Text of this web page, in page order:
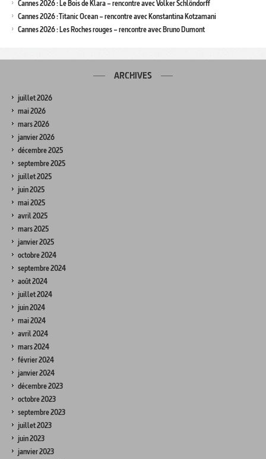
Cannes 2026 : Le Bois de Klara – rencontre avec Volker Schlöndorff
Cannes 2026 : Titanic Ocean – rencontre avec Konstantina Kotzamani
Cannes 2026 : Les Roches rouges – rencontre avec Bruno Dumont
ARCHIVES
juillet 2026
mai 2026
mars 2026
janvier 2026
décembre 2025
septembre 2025
juillet 2025
juin 2025
mai 2025
avril 2025
mars 2025
janvier 2025
octobre 2024
septembre 2024
août 2024
juillet 2024
juin 2024
mai 2024
avril 2024
mars 2024
février 2024
janvier 2024
décembre 2023
octobre 2023
septembre 2023
juillet 2023
juin 2023
janvier 2023